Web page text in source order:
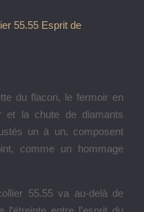
du flacon, le fermoir en
et la chute de diamants
un à un, composent
comme un hommage
55.55 va au-delà de